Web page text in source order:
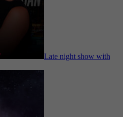
Late night show with